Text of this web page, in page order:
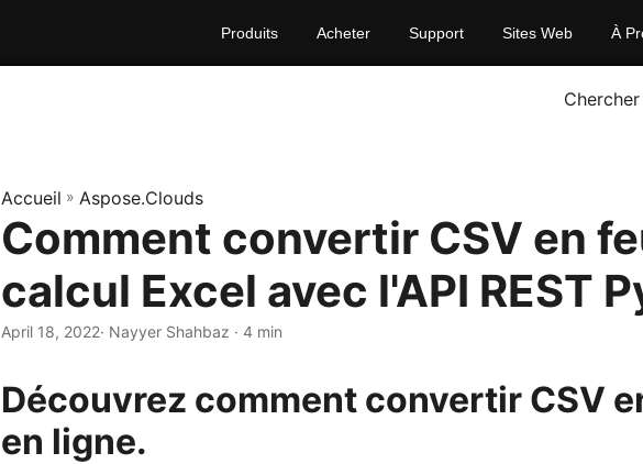
Produits Acheter Support Sites Web À
Chercher
Accueil » Aspose.Clouds
Comment convertir CSV en
calcul Excel avec l'API REST
April 18, 2022· Nayyer Shahbaz · 4 min
Découvrez comment convertir CSV
en ligne.